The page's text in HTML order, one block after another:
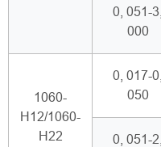
0, 051-3,
000
1060-
H12/1060-
H22
0, 017-0,
050
0, 051-2,